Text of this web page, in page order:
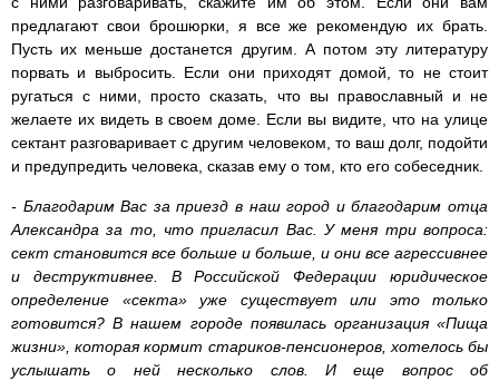
предлагают свои брошюрки, я все же рекомендую их брать.
Пусть их меньше достанется другим. А потом эту литературу
порвать и выбросить. Если они приходят домой, то не стоит
ругаться с ними, просто сказать, что вы православный и не
желаете их видеть в своем доме. Если вы видите, что на улице
сектант разговаривает с другим человеком, то ваш долг, подойти
и предупредить человека, сказав ему о том, кто его собеседник.
- Благодарим Вас за приезд в наш город и благодарим отца
Александра за то, что пригласил Вас. У меня три вопроса:
сект становится все больше и больше, и они все агрессивнее
и деструктивнее. В Российской Федерации юридическое
определение «секта» уже существует или это только
готовится? В нашем городе появилась организация «Пища
жизни», которая кормит стариков-пенсионеров, хотелось бы
услышать о ней несколько слов. И еще вопрос об